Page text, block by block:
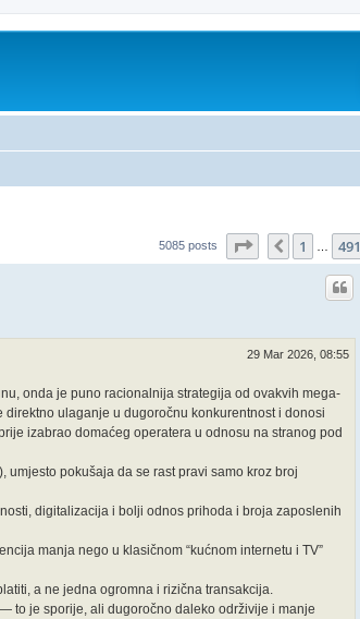
5085 posts Page 493 of 509
Previous
1 491
29 Mar 2026, 08:55
onda je puno racionalnija strategija od ovakvih mega-
ulaganje u dugoročnu konkurentnost i donosi
izabrao domaćeg operatera u odnosu na stranog pod
umjesto pokušaja da se rast pravi samo kroz broj
digitalizacija i bolji odnos prihoda i broja zaposlenih
manja nego u klasičnom “kućnom internetu i TV”
a ne jedna ogromna i rizična transakcija.
to je sporije, ali dugoročno daleko održivije i manje